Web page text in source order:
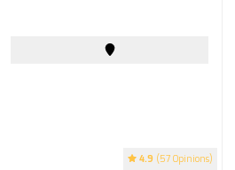
4.9 (57 Opinions)